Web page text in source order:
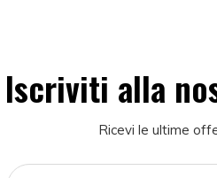
Iscriviti alla
Ricevi le ultime